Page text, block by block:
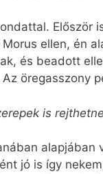
Először
ellen, én
és beadott
öregasszony
is
alapjában
jó is így